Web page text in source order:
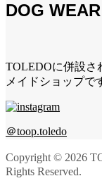
DOG
TOLEDOに併設さ
メイドショップで
＠toop.toledo
Copyright © 2026
Rights Reserved.